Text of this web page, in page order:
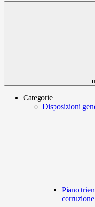
Categorie
Disposizioni
Piano
corruzione